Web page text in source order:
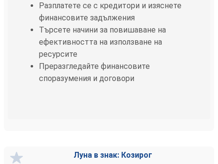
Разплатете се с кредитори и изяснете
финансовите задължения
Търсете начини за повишаване на
ефективността на използване на
ресурсите
Преразгледайте финансовите
споразумения и договори
Луна в знак: Козирог